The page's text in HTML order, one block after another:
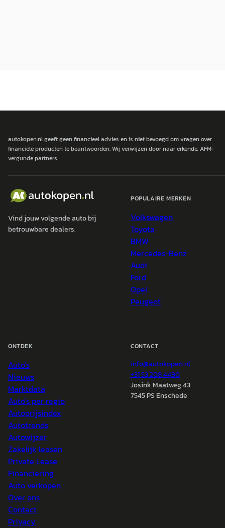
autokopen.nl geeft geen financieel advies en is niet bevoegd om vragen over
financiële producten te beantwoorden. Wij verwijzen door naar erkende, AFM-
vergunde partners.
Vind jouw volgende auto bij
betrouwbare dealers.
POPULAIRE MERKEN
Volkswagen
Toyota
BMW
Mercedes-Benz
Audi
Ford
Opel
Peugeot
ONTDEK
Auto's
Nieuws
Marktdata
Auto's per regio
Autoprijsindex
Autotrends
Autowijzer
Zakelijk leasen
Private Lease
Financiering
Auto verkopen
Over ons
Contact
Privacy
CONTACT
info@autokopen.nl
+31 53 208 4490
Josink Maatweg 43
7545 PS Enschede